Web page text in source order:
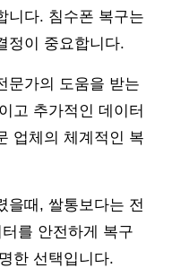
니다. 침수폰 복구는
정이 중요합니다.
문가의 도움을 받는
고 추가적인 데이터
업체의 체계적인 복
을때, 쌀통보다는 전
를 안전하게 복구
한 선택입니다.